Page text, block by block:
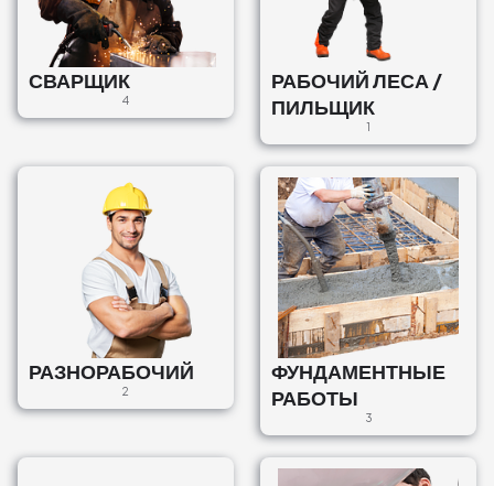
СВАРЩИК
4
РАБОЧИЙ ЛЕСА /
ПИЛЬЩИК
1
РАЗНОРАБОЧИЙ
2
ФУНДАМЕНТНЫЕ
РАБОТЫ
3